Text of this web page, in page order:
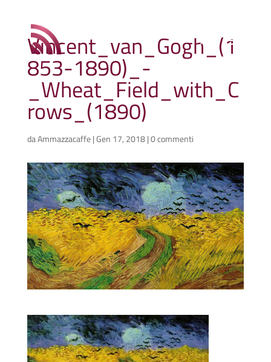
Vincent_van_Gogh_(1
853-1890)_-
_Wheat_Field_with_C
rows_(1890)
daAmmazzacaffe|Gen 17, 2018|0 commenti